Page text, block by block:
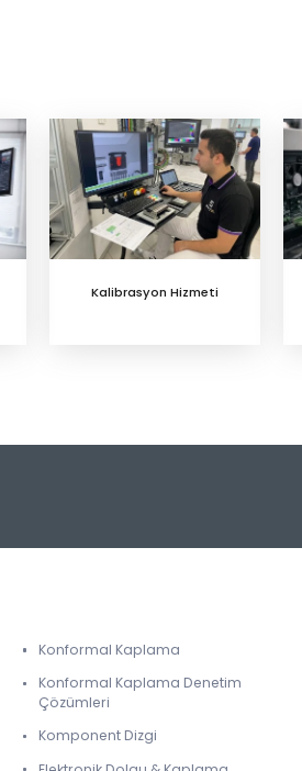
Kalibrasyon Hizmeti
Konformal Kaplama
Konformal Kaplama Denetim
Çözümleri
Komponent Dizgi